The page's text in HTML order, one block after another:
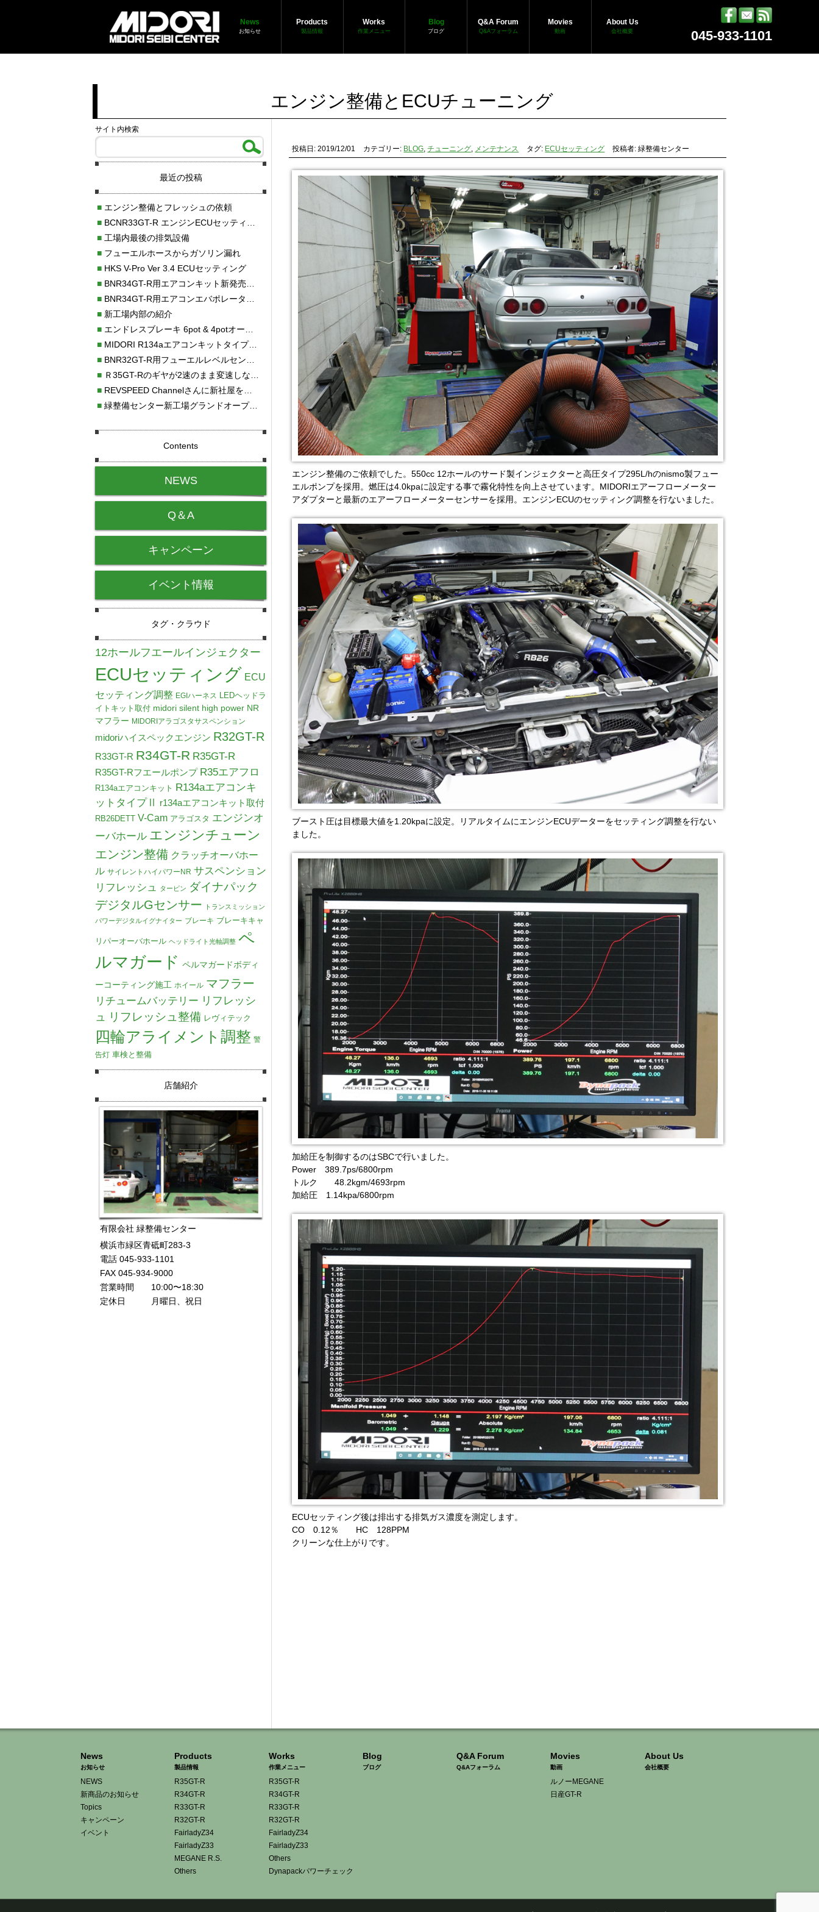
News
お知らせ
Products
製品情報
Works
作業メニュー
Blog
ブログ
Q&A Forum
Q&Aフォーラム
Movies
動画
About Us
会社概要 045-933-1101
エンジン整備とECUチューニング
投稿日: 2019/12/01 カテゴリー: BLOG,チューニング, メンテナンス タグ: ECUセッティング 投稿者: 緑整備センター
エンジン整備のご依頼でした。550cc 12ホールのサード製インジェクターと高圧タイプ295L/hのnismo製フュー
エルポンプを採用。燃圧は4.0kpaに設定する事で霧化特性を向上させています。MIDORIエアーフローメーター
アダプターと最新のエアーフローメーターセンサーを採用。エンジンECUのセッティング調整を行ないました。
ブースト圧は目標最大値を1.20kpaに設定。リアルタイムにエンジンECUデーターをセッティング調整を行ない
ました。
加給圧を制御するのはSBCで行いました。
Power 389.7ps/6800rpm
トルク 48.2kgm/4693rpm
加給圧 1.14kpa/6800rpm
ECUセッティング後は排出する排気ガス濃度を測定します。
CO 0.12％ HC 128PPM
クリーンな仕上がりです。
サイト内検索
最近の投稿
■エンジン整備とフレッシュの依頼
■BCNR33GT-R エンジンECUセッティング調整
■工場内最後の排気設備
■フューエルホースからガソリン漏れ
■HKS V-Pro Ver 3.4 ECUセッティング
■BNR34GT-R用エアコンキット新発売！！
■BNR34GT-R用エアコンエバポレーターを新発売！！
■新工場内部の紹介
■エンドレスブレーキ 6pot & 4potオーバーホール
■MIDORI R134aエアコンキットタイプⅡ取り付け
■BNR32GT-R用フューエルレベルセンサー新発売！！
■Ｒ35GT-Rのギヤが2速のまま変速しない！！
■REVSPEED Channelさんに新社屋を紹介していただきました!!
■緑整備センター新工場グランドオープン・続報
Contents
NEWS
Q＆A
キャンペーン
イベント情報
タグ・クラウド
12ホールフエールインジェクター
ECUセッティング ECU
セッティング調整 EGIハーネス LEDヘッドラ
イトキット取付 midori silent high power NR
マフラー MIDORIアラゴスタサスペンション
midoriハイスペックエンジン R32GT-R
R33GT-R R34GT-R R35GT-R
R35GT-Rフエールポンプ R35エアフロ
R134aエアコンキット R134aエアコンキ
ットタイプⅡ
r134aエアコンキット取付
RB26DETT V-Cam アラゴスタ エンジンオ
ーバホール エンジンチューン
エンジン整備 クラッチオーバホー
ル サイレントハイパワーNR サスペンション
リフレッシュ
タービン ダイナパック
デジタルGセンサー
トランスミッション
パワーデジタルイグナイター ブレーキ ブレーキキャ
リパーオーバホール ヘッドライト光軸調整 ペ
ルマガード ペルマガードボディ
ーコーティング施工 ホイール マフラー
リチュームバッテリー リフレッシ
ュ
リフレッシュ整備 レヴィテック
四輪アライメント調整 警
告灯 車検と整備
店舗紹介
有限会社 緑整備センター
横浜市緑区青砥町283-3
電話 045-933-1101
FAX 045-934-9000
営業時間 10:00〜18:30
定休日 月曜日、祝日
News
お知らせ
NEWS
新商品のお知らせ
Topics
キャンペーン
イベント
Products
製品情報
R35GT-R
R34GT-R
R33GT-R
R32GT-R
FairladyZ34
FairladyZ33
MEGANE R.S.
Others
Works
作業メニュー
R35GT-R
R34GT-R
R33GT-R
R32GT-R
FairladyZ34
FairladyZ33
Others
Dynapackパワーチェック
Blog
ブログ
Q&A Forum
Q&Aフォーラム
Movies
動画
ルノーMEGANE
日産GT-R
About Us
会社概要